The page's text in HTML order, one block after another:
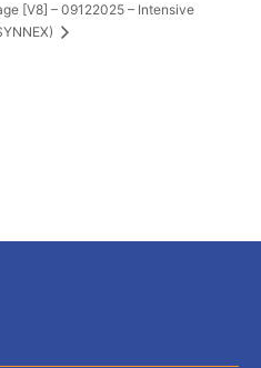
[V8] – 09122025 – Intensive